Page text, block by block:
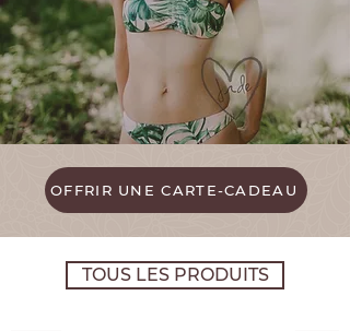
OFFRIR UNE CARTE-CADEAU
TOUS LES PRODUITS